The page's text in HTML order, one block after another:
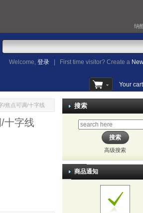
纳
Welcome,登录 First time visitor? Create a
Your
/焦点可调/十字线
十字线
搜索
高级搜索
商品通知